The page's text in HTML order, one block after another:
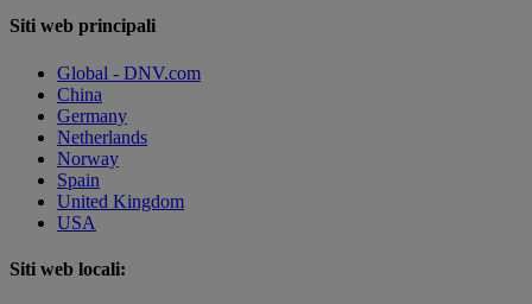
Siti web principali
Global - DNV.com
China
Germany
Netherlands
Norway
Spain
United Kingdom
USA
Siti web locali: